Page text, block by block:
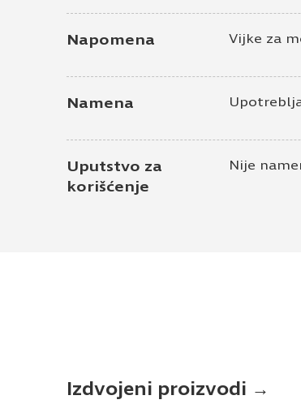
Napomena Vijke za
Namena
Uputstvo za
korišćenje
Nije
Izdvojeni proizvodi →